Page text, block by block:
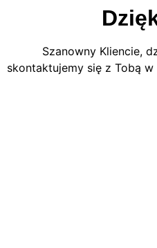
Szanowny Kliencie,
skontaktujemy się z Tobą